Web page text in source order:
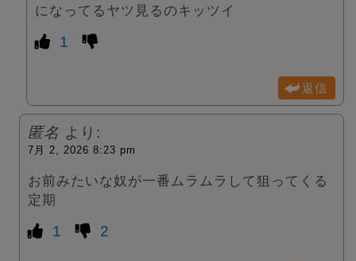
になってるヤツ見るのキッツイ
1
返信
匿名 より:
7月 2, 2026 8:23 pm
お前みたいな奴が一番ムラムラして狙ってくる
定期
1 2